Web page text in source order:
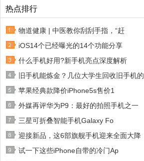
热点排行
物道健康 | 中医教你刮刮手指，“赶
iOS14个已经曝光的14个功能分享
什么手机好用?新手机亮点深度解析
旧手机能炼金？几位大学生回收旧手机的
苹果经典款降价iPhone5s售价1
外媒再评华为P9：最好的拍照手机之一
三星可折叠智能手机Galaxy Fo
迎接新品，这6部旗舰手机迎来全面大降
试一下这些iPhone自带的冷门Ap